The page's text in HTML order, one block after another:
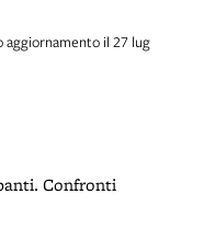
il 27 lug
Confronti